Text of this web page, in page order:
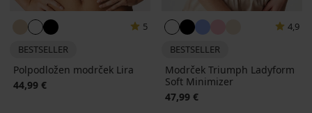
5
BESTSELLER
Polpodložen modrček Lira
44,99 €
4,9
BESTSELLER
Modrček Triumph Ladyform
Soft Minimizer
47,99 €